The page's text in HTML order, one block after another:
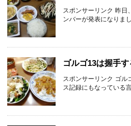
スポンサーリンク 昨日
ンバーが発表になりま
ゴルゴ13は握手す
スポンサーリンク ゴル
ス記録にもなっている